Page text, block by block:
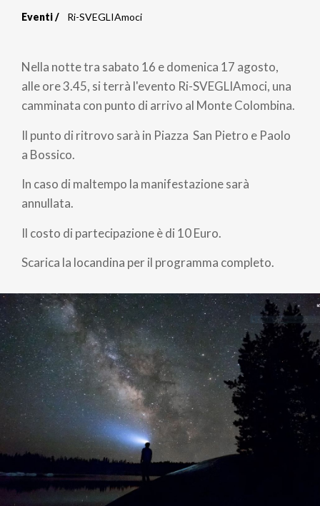
di
pane
Eventi Ri-SVEGLIAmoci
Nella notte tra sabato 16 e domenica 17 agosto,
alle ore 3.45, si terrà l'evento Ri-SVEGLIAmoci, una
camminata con punto di arrivo al Monte Colombina.
Il punto di ritrovo sarà in Piazza San Pietro e Paolo
a Bossico.
In caso di maltempo la manifestazione sarà
annullata.
Il costo di partecipazione è di 10 Euro.
Scarica la locandina per il programma completo.